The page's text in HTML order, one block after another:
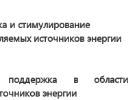
и стимулирование
источников энергии
поддержка в области
энергии